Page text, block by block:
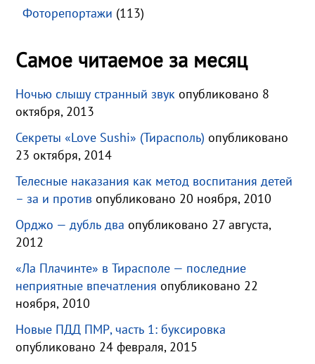
Фоторепортажи (113)
Самое читаемое за месяц
Ночью слышу странный звук опубликовано 8
октября, 2013
Секреты «Love Sushi» (Тирасполь) опубликовано
23 октября, 2014
Телесные наказания как метод воспитания детей
– за и против опубликовано 20 ноября, 2010
Орджо — дубль два опубликовано 27 августа,
2012
«Ла Плачинте» в Тирасполе — последние
неприятные впечатления опубликовано 22
ноября, 2010
Новые ПДД ПМР, часть 1: буксировка
опубликовано 24 февраля, 2015